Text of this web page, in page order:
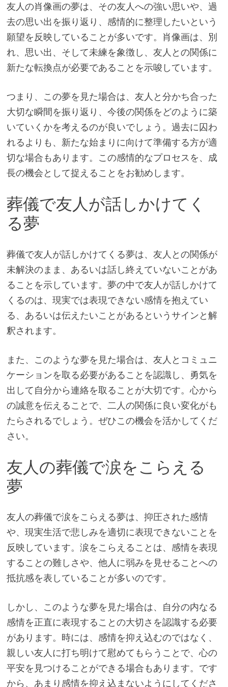
友人の肖像画の夢は、その友人への強い思いや、過
去の思い出を振り返り、感情的に整理したいという
願望を反映していることが多いです。肖像画は、別
れ、思い出、そして未練を象徴し、友人との関係に
新たな転換点が必要であることを示唆しています。
つまり、この夢を見た場合は、友人と分かち合った
大切な瞬間を振り返り、今後の関係をどのように築
いていくかを考えるのが良いでしょう。過去に囚わ
れるよりも、新たな始まりに向けて準備する方が適
切な場合もあります。この感情的なプロセスを、成
長の機会として捉えることをお勧めします。
葬儀で友人が話しかけてく
る夢
葬儀で友人が話しかけてくる夢は、友人との関係が
未解決のまま、あるいは話し終えていないことがあ
ることを示しています。夢の中で友人が話しかけて
くるのは、現実では表現できない感情を抱えてい
る、あるいは伝えたいことがあるというサインと解
釈されます。
また、このような夢を見た場合は、友人とコミュニ
ケーションを取る必要があることを認識し、勇気を
出して自分から連絡を取ることが大切です。心から
の誠意を伝えることで、二人の関係に良い変化がも
たらされるでしょう。ぜひこの機会を活かしてくだ
さい。
友人の葬儀で涙をこらえる
夢
友人の葬儀で涙をこらえる夢は、抑圧された感情
や、現実生活で悲しみを適切に表現できないことを
反映しています。涙をこらえることは、感情を表現
することの難しさや、他人に弱みを見せることへの
抵抗感を表していることが多いのです。
しかし、このような夢を見た場合は、自分の内なる
感情を正直に表現することの大切さを認識する必要
があります。時には、感情を抑え込むのではなく、
親しい友人に打ち明けて慰めてもらうことで、心の
平安を見つけることができる場合もあります。です
から、あまり感情を抑え込まないようにしてくださ